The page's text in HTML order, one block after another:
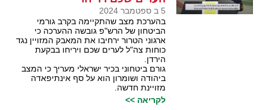
5 ב ספטמבר 2024
בהערכת מצב שהתקיימה בקרב גורמי
הביטחון של הרש"פ גובשה ההערכה כי
ארגוני הטרור ירחיבו את המאבק המזויין נגד
כוחות צה"ל לערים שכם ויריחו בבקעת
הירדן.
גורם ביטחוני בכיר ישראלי מעריך כי המצב
ביהודה ושומרון הוא על סף אינתיפאדה
מזויינת חדשה.
לקריאה >>